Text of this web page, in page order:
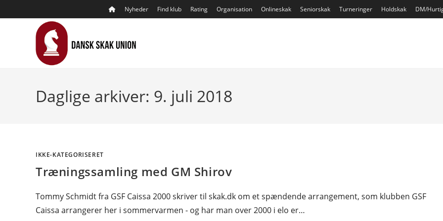
to
Nyheder Find klub Rating Organisation Onlineskak Seniorskak Turneringer Holdskak DM/
Daglige arkiver: 9. juli 2018
IKKE-KATEGORISERET
Træningssamling med GM Shirov
Tommy Schmidt fra GSF Caissa 2000 skriver til skak.dk om et spændende arrangement, som klubben GSF
Caissa arrangerer her i sommervarmen - og har man over 2000 i elo er…